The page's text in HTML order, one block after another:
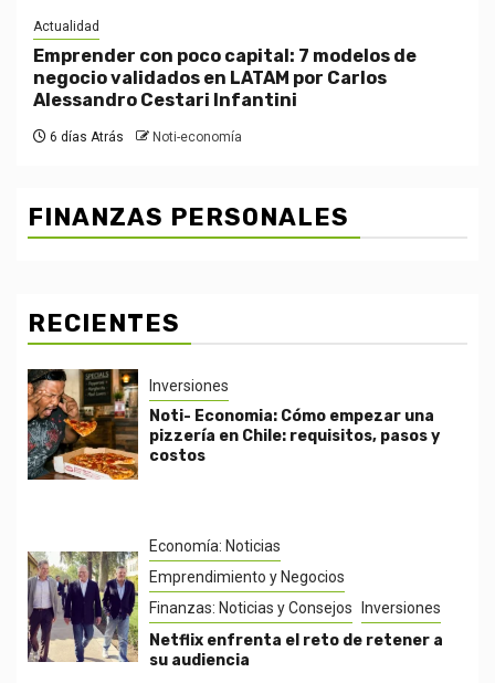
Actualidad
Emprender con poco capital: 7 modelos de
negocio validados en LATAM por Carlos
Alessandro Cestari Infantini
6 días Atrás Noti-economía
FINANZAS PERSONALES
RECIENTES
Inversiones
Noti- Economia: Cómo empezar una
pizzería en Chile: requisitos, pasos y
costos
Economía: Noticias
Emprendimiento y Negocios
Finanzas: Noticias y Consejos Inversiones
Netflix enfrenta el reto de retener a
su audiencia